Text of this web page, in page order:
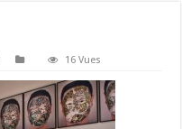
16 Vues